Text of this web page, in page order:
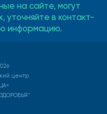
на сайте, могут
уточняйте в контакт-
информацию.
центр